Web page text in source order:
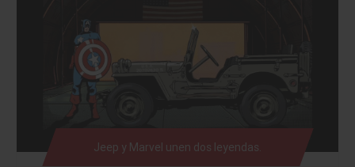
Jeep y Marvel unen dos leyendas.